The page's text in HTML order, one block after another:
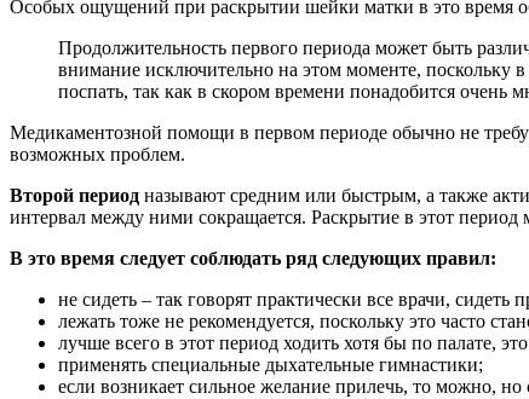
Особых ощущений при раскрытии шейки матки в это время
Продолжительность первого периода может быть
внимание исключительно на этом моменте, поскольку
поспать, так как в скором времени понадобится очень
Медикаментозной помощи в первом периоде обычно не
возможных проблем.
Второй период называют средним или быстрым, а также
интервал между ними сокращается. Раскрытие в этот период
В это время следует соблюдать ряд следующих правил:
не сидеть – так говорят практически все врачи, сидеть
лежать тоже не рекомендуется, поскольку это часто
лучше всего в этот период ходить хотя бы по палате,
применять специальные дыхательные гимнастики;
если возникает сильное желание прилечь, то можно,